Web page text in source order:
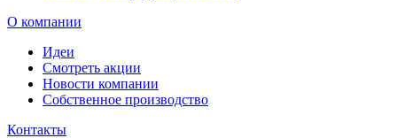
О компании
Идеи
Смотреть акции
Новости компании
Собственное производство
Контакты